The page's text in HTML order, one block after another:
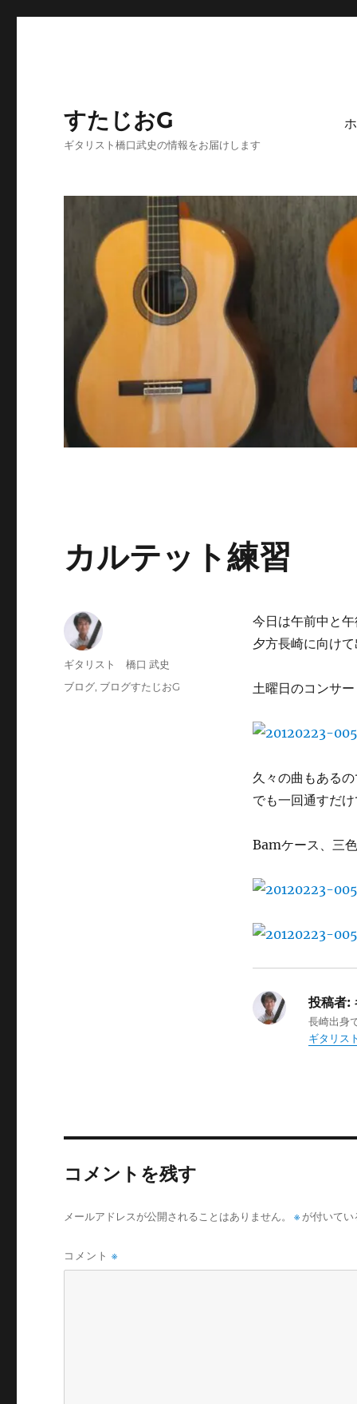
すたじおG
ギタリスト橋口武史の情報をお届けします
カルテット練習
今日は午前中と
夕方長崎に向けて
土曜日のコンサー
久々の曲もあるの
でも一回通すだけ
Bamケース、三
投稿者:
長崎出身
ギタリス
投
稿
ギタリスト 橋口 武史
投
カ
ブログ, ブログすたじおG
コメントを残す
メールアドレスが公開されることはありません。 ※ が付いて
コメント※